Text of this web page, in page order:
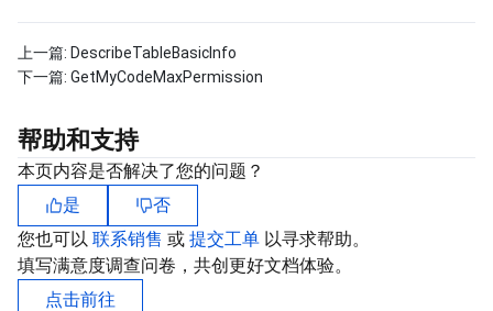
上一篇: DescribeTableBasicInfo
下一篇: GetMyCodeMaxPermission
帮助和支持
本页内容是否解决了您的问题？
是
否
您也可以 联系销售 或 提交工单 以寻求帮助。
填写满意度调查问卷，共创更好文档体验。
点击前往